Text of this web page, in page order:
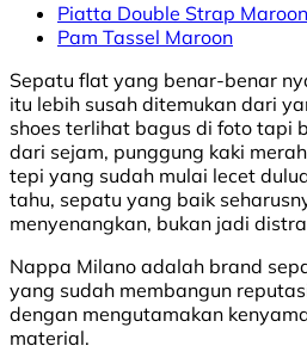
Piatta Double Strap Maroon
Pam Tassel Maroon
Sepatu flat yang benar-benar
itu lebih susah ditemukan dari
shoes terlihat bagus di foto tapi
dari sejam, punggung kaki
tepi yang sudah mulai lecet
tahu, sepatu yang baik
menyenangkan, bukan jadi
Nappa Milano adalah brand
yang sudah membangun
dengan mengutamakan
material.